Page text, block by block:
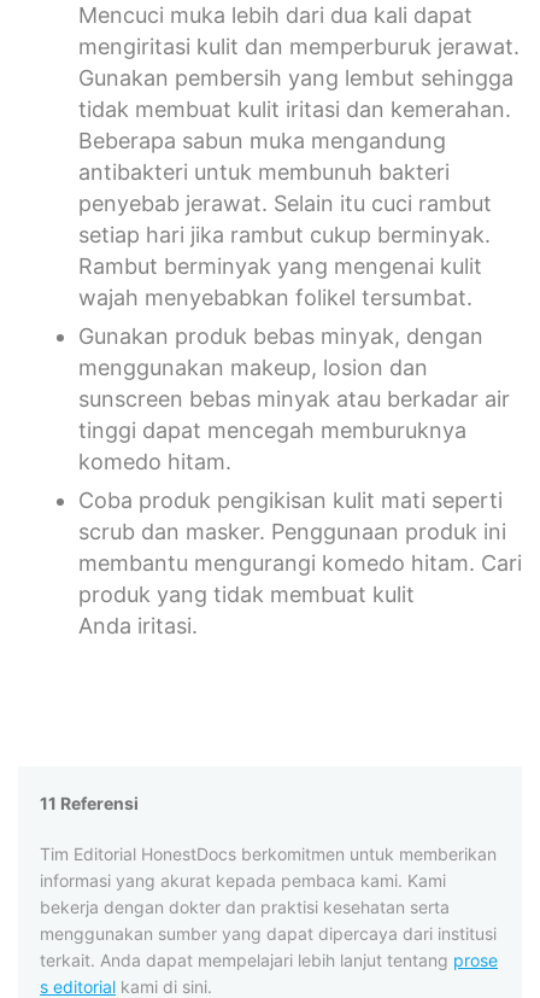
Mencuci muka lebih dari dua kali dapat
mengiritasi kulit dan memperburuk jerawat.
Gunakan pembersih yang lembut sehingga
tidak membuat kulit iritasi dan kemerahan.
Beberapa sabun muka mengandung
antibakteri untuk membunuh bakteri
penyebab jerawat. Selain itu cuci rambut
setiap hari jika rambut cukup berminyak.
Rambut berminyak yang mengenai kulit
wajah menyebabkan folikel tersumbat.
Gunakan produk bebas minyak, dengan
menggunakan makeup, losion dan
sunscreen bebas minyak atau berkadar air
tinggi dapat mencegah memburuknya
komedo hitam.
Coba produk pengikisan kulit mati seperti
scrub dan masker. Penggunaan produk ini
membantu mengurangi komedo hitam. Cari
produk yang tidak membuat kulit
Anda iritasi.
11 Referensi
Tim Editorial HonestDocs berkomitmen untuk memberikan
informasi yang akurat kepada pembaca kami. Kami
bekerja dengan dokter dan praktisi kesehatan serta
menggunakan sumber yang dapat dipercaya dari institusi
terkait. Anda dapat mempelajari lebih lanjut tentang prose
s editorial kami di sini.